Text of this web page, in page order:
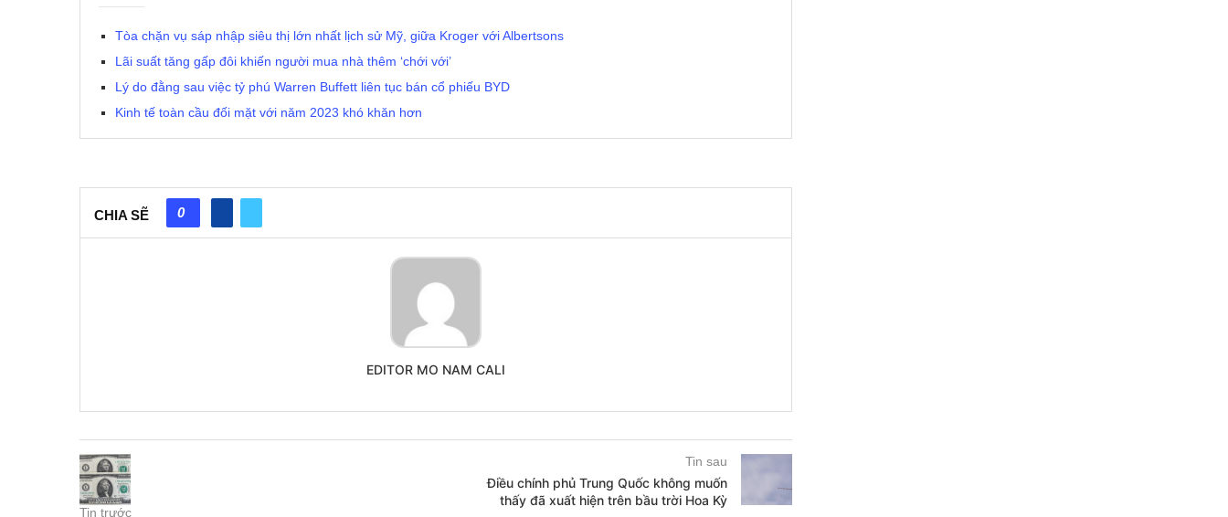
Tòa chặn vụ sáp nhập siêu thị lớn nhất lịch sử Mỹ, giữa Kroger với Albertsons
Lãi suất tăng gấp đôi khiến người mua nhà thêm ‘chới với’
Lý do đằng sau việc tỷ phú Warren Buffett liên tục bán cổ phiếu BYD
Kinh tế toàn cầu đối mặt với năm 2023 khó khăn hơn
CHIA SẼ 0
EDITOR MO NAM CALI
Tin trước
Tin sau
Điều chính phủ Trung Quốc không muốn
thấy đã xuất hiện trên bầu trời Hoa Kỳ